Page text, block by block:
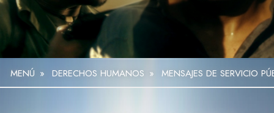
MENÚ » DERECHOS HUMANOS » MENSAJES DE SERVICIO